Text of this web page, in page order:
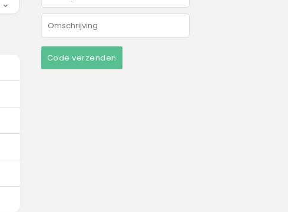
Code verzenden